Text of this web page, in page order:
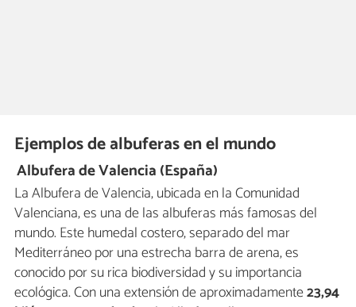
Ejemplos de albuferas en el mundo
Albufera de Valencia (España)
La Albufera de Valencia, ubicada en la Comunidad
Valenciana, es una de las albuferas más famosas del
mundo. Este humedal costero, separado del mar
Mediterráneo por una estrecha barra de arena, es
conocido por su rica biodiversidad y su importancia
ecológica. Con una extensión de aproximadamente23,94